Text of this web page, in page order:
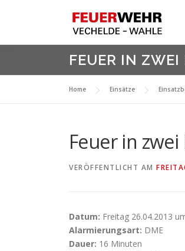
FEUER IN ZWEI
Home Einsätze
Feuer in
VERÖFFENTLICHT AM
Datum: Freitag 26.04.2013
Alarmierungsart: DME
Dauer: 16 Minuten